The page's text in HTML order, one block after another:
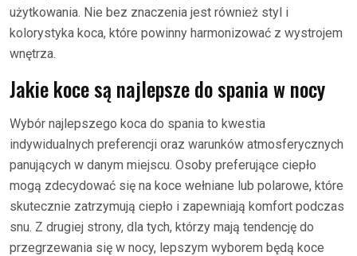
użytkowania. Nie bez znaczenia jest również styl i
kolorystyka koca, które powinny harmonizować z wystrojem
wnętrza.
Jakie koce są najlepsze do spania w nocy
Wybór najlepszego koca do spania to kwestia
indywidualnych preferencji oraz warunków atmosferycznych
panujących w danym miejscu. Osoby preferujące ciepło
mogą zdecydować się na koce wełniane lub polarowe, które
skutecznie zatrzymują ciepło i zapewniają komfort podczas
snu. Z drugiej strony, dla tych, którzy mają tendencję do
przegrzewania się w nocy, lepszym wyborem będą koce